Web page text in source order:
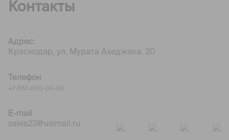
Контакты
Адрес:
Краснодар, ул. Мурата Ахеджака, 20
Телефон
+7 860 000-00-00
E-mail
sales23@usimail.ru